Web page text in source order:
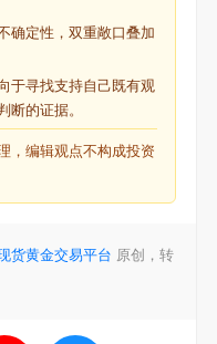
确定性，双重敞口叠加
于寻找支持自己既有观
断的证据。
，编辑观点不构成投资
货黄金交易平台 原创，转